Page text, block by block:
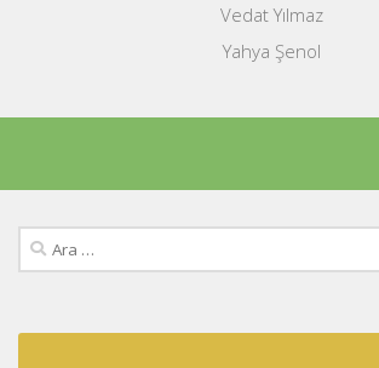
Vedat Yılmaz
Yahya Şenol
Arama: